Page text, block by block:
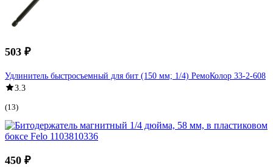
503 ₽
Удлинитель быстросъемный для бит (150 мм; 1/4) РемоКолор 33-2-608
3.3
(13)
450 ₽